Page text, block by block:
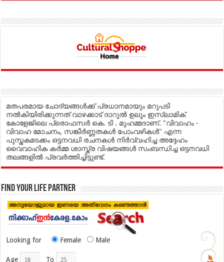
മതപരമായ ചോദ്യങ്ങൾക്ക് പ്രധാനമായും മറുപടി
നൽകിയിരിക്കുന്നത് വാഴക്കാട് ദാറുൽ ഉലൂം ഇസ്ലാമിക്
കോളേജിലെ പ്രൊഫസർ കെ. ടി . മുഹമ്മദാണ്. "വിവാഹം -
വിവാഹ മോചനം, സങ്കീർണ്ണതകൾ പോംവഴികൾ" എന്ന
പുസ്തകമടക്കം ഒട്ടനവധി രചനകൾ നിർവ്വഹിച്ച അദ്ദേഹം
വൈവാഹിക കർമ്മ ശാസ്ത്ര വിഷയങ്ങൾ സംബന്ധിച്ച ഒട്ടനവധി
തലങ്ങളിൽ പ്രവർത്തിച്ചിട്ടുണ്ട്.
Find your life partner
Looking for Female Male
Age To